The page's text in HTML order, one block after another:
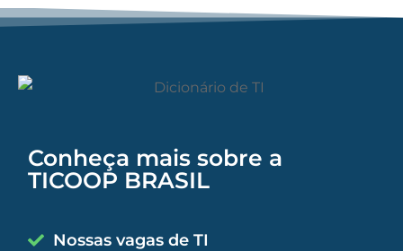
Conheça mais sobre a
TICOOP BRASIL
Nossas vagas de TI